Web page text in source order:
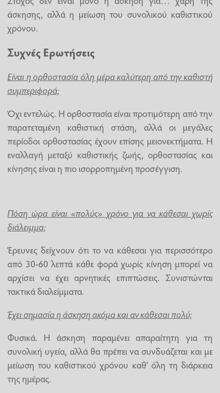
άσκησης, αλλά η μείωση του συνολικού καθιστικού
χρόνου.
Συχνές Ερωτήσεις
Είναι η ορθοστασία όλη μέρα καλύτερη από την καθιστή
συμπεριφορά;
Όχι εντελώς. Η ορθοστασία είναι προτιμότερη από την
παρατεταμένη καθιστική στάση, αλλά οι μεγάλες
περίοδοι ορθοστασίας έχουν επίσης μειονεκτήματα. Η
εναλλαγή μεταξύ καθιστικής ζωής, ορθοστασίας και
κίνησης είναι η πιο ισορροπημένη προσέγγιση.
Πόση ώρα είναι «πολύς» χρόνο για να κάθεσαι χωρίς
διάλειμμα;
Έρευνες δείχνουν ότι το να κάθεσαι για περισσότερο
από 30-60 λεπτά κάθε φορά χωρίς κίνηση μπορεί να
αρχίσει να έχει αρνητικές επιπτώσεις. Συνιστώνται
τακτικά διαλείμματα.
Έχει σημασία η άσκηση ακόμα και αν κάθεσαι πολύ;
Φυσικά. Η άσκηση παραμένει απαραίτητη για τη
συνολική υγεία, αλλά θα πρέπει να συνδυάζεται και με
μείωση του καθιστικού χρόνου καθ' όλη τη διάρκεια
της ημέρας.